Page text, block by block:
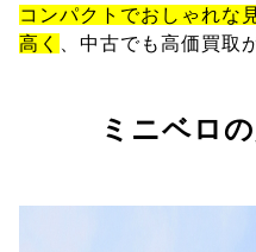
コンパクトでおしゃれな
高く
、中古でも高価買取
ミニベロ